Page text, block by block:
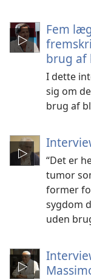
Fem
brug af
I dette
sig om
brug af
“Det er
tumor
former
sygdom
uden